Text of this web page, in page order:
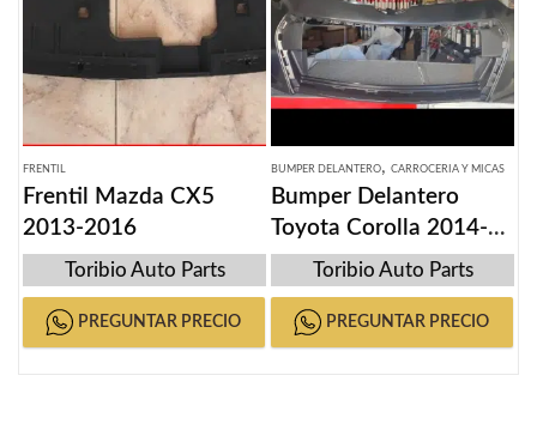
FRENTIL
Frentil Mazda CX5
2013-2016
Toribio Auto Parts
PREGUNTAR PRECIO
BUMPER DELANTERO, CARROCERIA Y MICAS
Bumper Delantero
Toyota Corolla 2014-
2016Toribio Auto Parts
PREGUNTAR PRECIO